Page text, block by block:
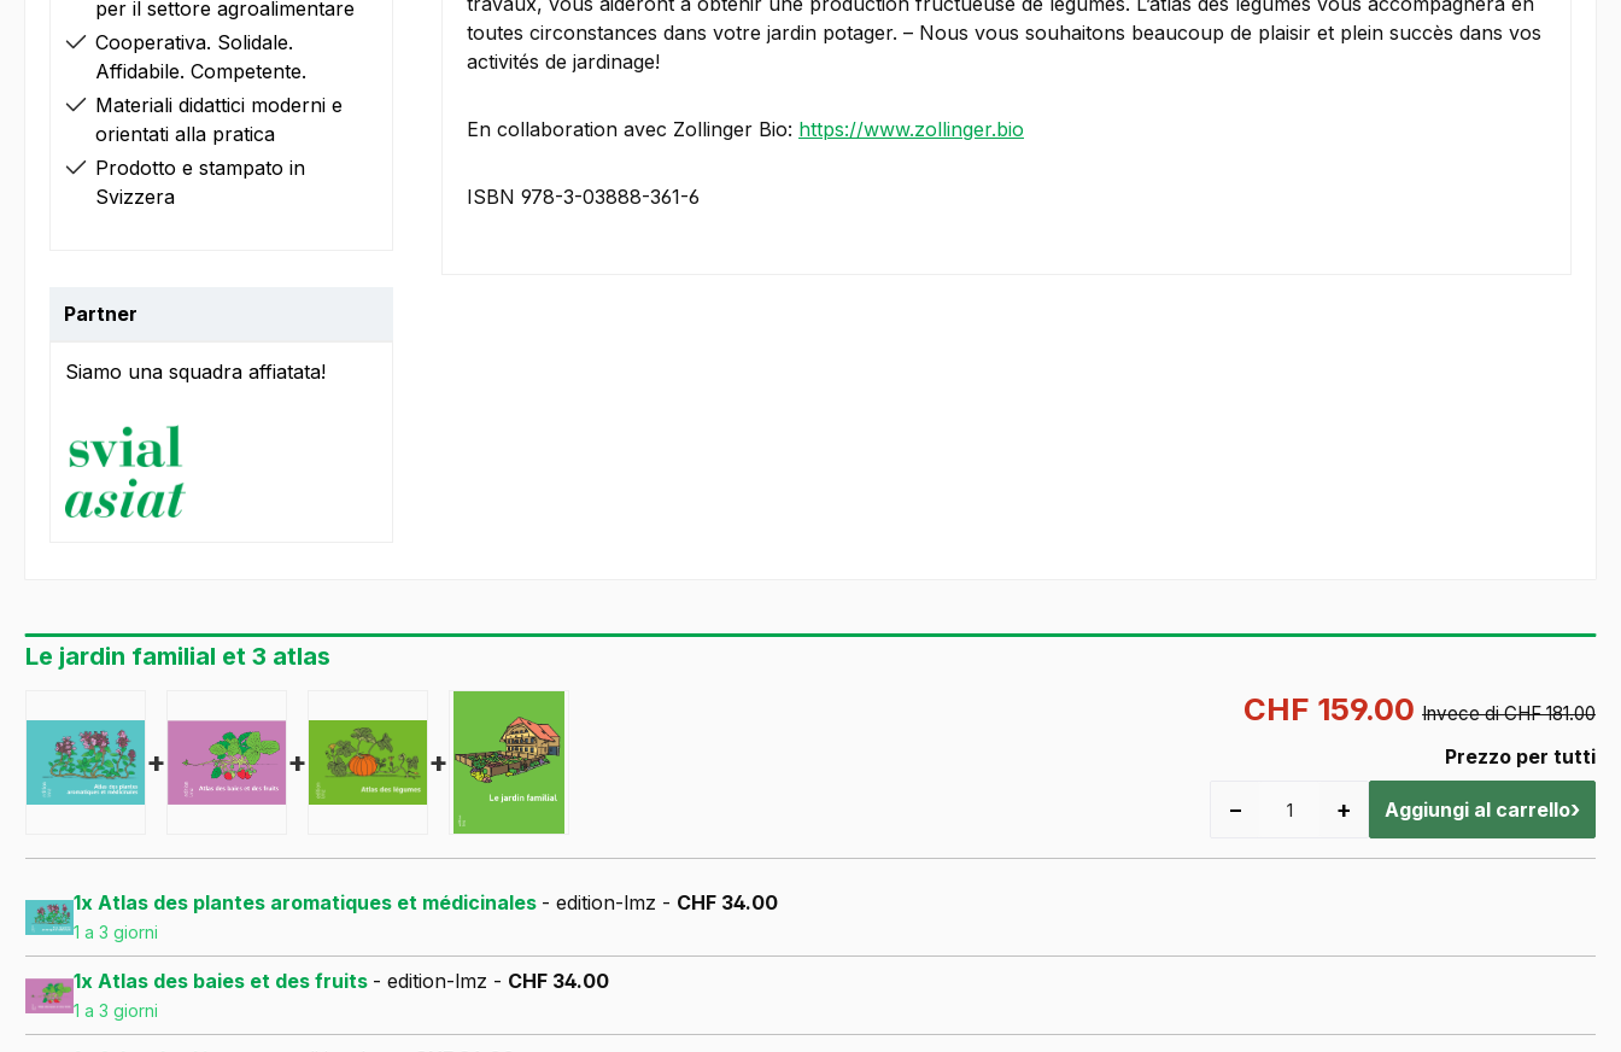
per il settore agroalimentare
Cooperativa. Solidale.
Affidabile. Competente.
Materiali didattici moderni e
orientati alla pratica
Prodotto e stampato in
Svizzera
Partner
Siamo una squadra affiatata!
toutes circonstances dans votre jardin potager. – Nous vous souhaitons beaucoup de plaisir et plein succès dans vos
activités de jardinage!
En collaboration avec Zollinger Bio: https://www.zollinger.bio
ISBN 978-3-03888-361-6
Le jardin familial et 3 atlas
+ + +
CHF 159.00 Invece di CHF 181.00
Prezzo per tutti
− + Aggiungi al carrello›
1x Atlas des plantes aromatiques et médicinales - edition-lmz - CHF 34.00
1 a 3 giorni
1x Atlas des baies et des fruits - edition-lmz - CHF 34.00
1 a 3 giorni